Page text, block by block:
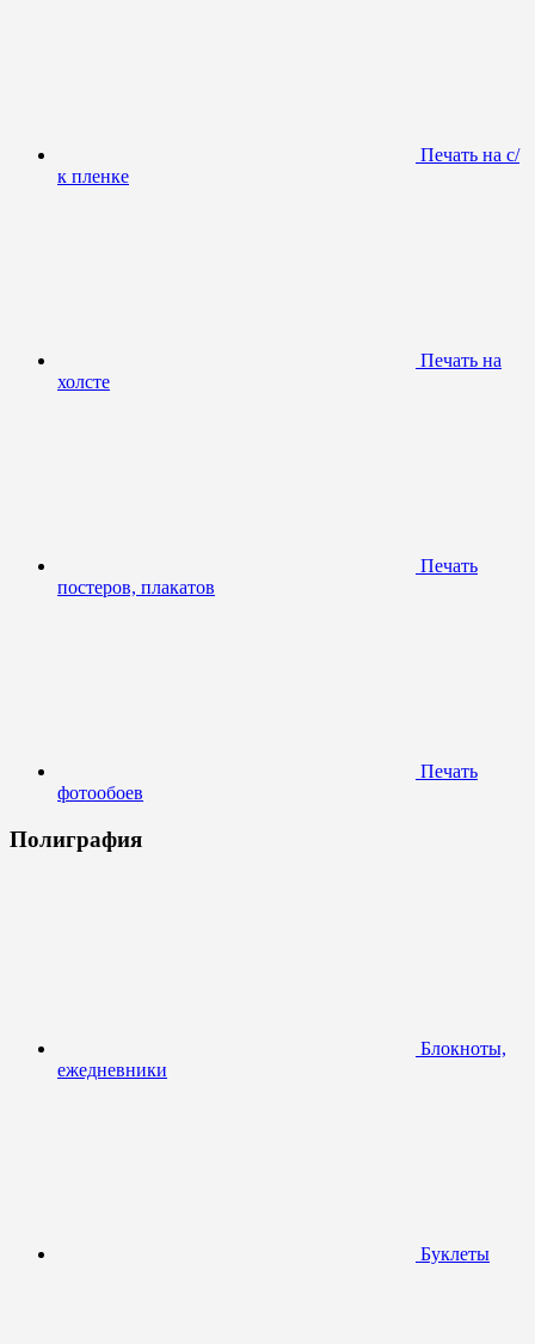
Печать на с/
к пленке
Печать на
холсте
Печать
постеров, плакатов
Печать
фотообоев
Полиграфия
Блокноты,
ежедневники
Буклеты